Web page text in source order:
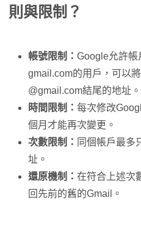
則 與限制？
帳號限制： Google允許帳
gmail.com的用戶，可以
@gmail.com結尾的地址。
時間限制： 每次修改
個月才能再次變更。
次數限制： 同個帳戶最多
址。
還原機制： 在符合上述次
回先前的舊的Gmail。